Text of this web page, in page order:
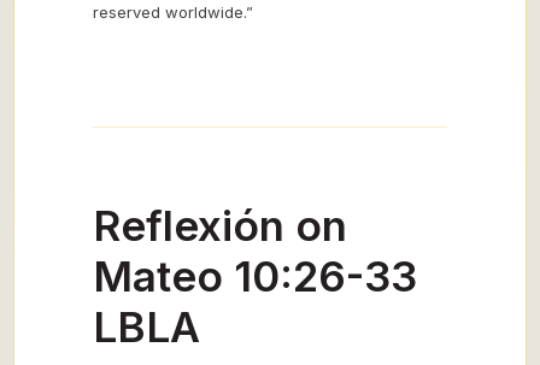
reserved worldwide.”
Reflexión on
Mateo 10:26-33
LBLA